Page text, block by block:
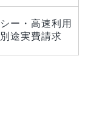
ー・高速利用
途実費請求